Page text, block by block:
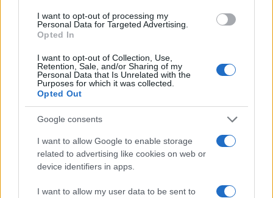
I want to opt-out of processing my
Personal Data for Targeted Advertising.
Opted In
I want to opt-out of Collection, Use,
Retention, Sale, and/or Sharing of my
Personal Data that Is Unrelated with the
Purposes for which it was collected.
Opted Out
Google consents
I want to allow Google to enable storage
related to advertising like cookies on web or
device identifiers in apps.
I want to allow my user data to be sent to
Governo e opposizione in contrasto: le accuse di Conte sulle
mascherine contraffatte
Francesca Galli · 7 Ago 2026
QUOTAZIONI CRYPTO
Nome Prezzo
Gold (Terra
$4,187.30